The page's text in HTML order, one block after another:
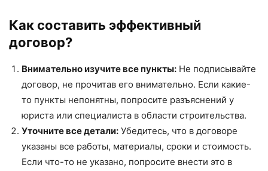
Как составить эффективный
договор?
Внимательно изучите все пункты: Не подписывайте
договор, не прочитав его внимательно. Если какие-
то пункты непонятны, попросите разъяснений у
юриста или специалиста в области строительства.
Уточните все детали: Убедитесь, что в договоре
указаны все работы, материалы, сроки и стоимость.
Если что-то не указано, попросите внести это в